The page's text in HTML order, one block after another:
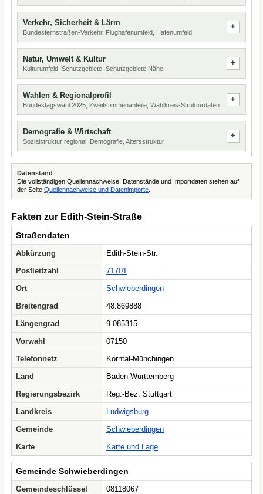
Verkehr, Sicherheit & Lärm
Bundesfernstraßen-Verkehr, Flughafenumfeld, Hafenumfeld
Natur, Umwelt & Kultur
Kulturumfeld, Schutzgebiete, Schutzgebiete Nähe
Wahlen & Regionalprofil
Bundestagswahl 2025, Zweitstimmenanteile, Wahlkreis-Strukturdaten
Demografie & Wirtschaft
Sozialstruktur regional, Demografie, Altersstruktur
Datenstand
Die vollständigen Quellennachweise, Datenstände und Importdaten stehen auf
der Seite Quellennachweise und Datenimporte
Fakten zur Edith-Stein-Straße
Straßendaten
Abkürzung
Edith-Stein-Str.
Postleitzahl
71701
Ort
Schwieberdingen
Breitengrad
48.869888
Längengrad
9.085315
Vorwahl
07150
Telefonnetz
Korntal-Münchingen
Land
Baden-Württemberg
Regierungsbezirk
Reg.-Bez. Stuttgart
Landkreis
Ludwigsburg
Gemeinde
Schwieberdingen
Karte
Karte und Lage
Gemeinde Schwieberdingen
Gemeindeschlüssel
08118067